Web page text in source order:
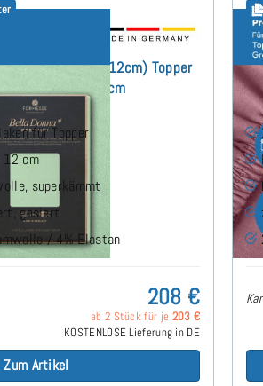
La Piccola (bis 12cm) Topper
180x200 cm
für Topper
12 cm
superkämmt
gasiert
/ 4% Elastan
208 €
ab 2 Stück für je 203 €
KOSTENLOSE Lieferung in DE
Zum Artikel